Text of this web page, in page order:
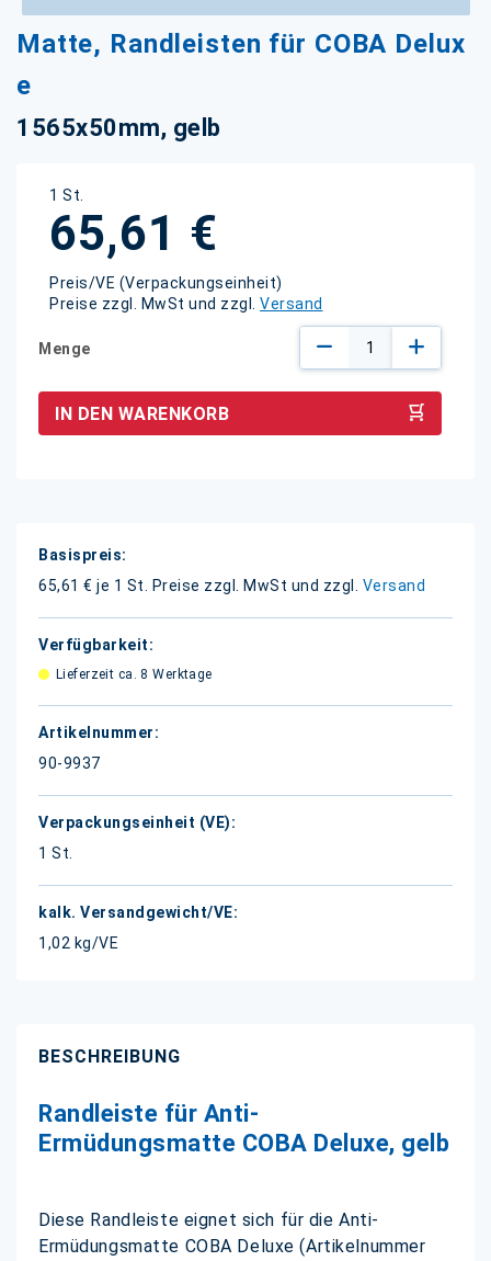
Matte, Randleisten für COBA Delux
e
1565x50mm, gelb
1 St.
65,61 €
Preis/VE (Verpackungseinheit)
Preise zzgl. MwSt und zzgl. Versand
Menge
IN DEN WARENKORB
Weitere
Informationen
65,61 € je 1 St. Preise zzgl. MwSt und zzgl. Versand
Lieferzeit ca. 8 Werktage
90-9937
1 St.
1,02 kg/VE
Anfang
Bildgalerie
springen
BESCHREIBUNG
Randleiste für Anti-
Ermüdungsmatte COBA Deluxe, gelb
Diese Randleiste eignet sich für die Anti-
Ermüdungsmatte COBA Deluxe (Artikelnummer